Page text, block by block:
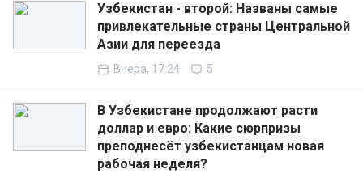
Узбекистан - второй: Названы самые
привлекательные страны Центральной
Азии для переезда
Вчера, 17:24 5
В Узбекистане продолжают расти
доллар и евро: Какие сюрпризы
преподнесёт узбекистанцам новая
рабочая неделя?